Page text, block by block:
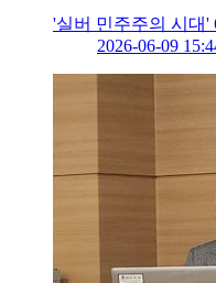
'실버 민주주의 시대'
2026-06-09